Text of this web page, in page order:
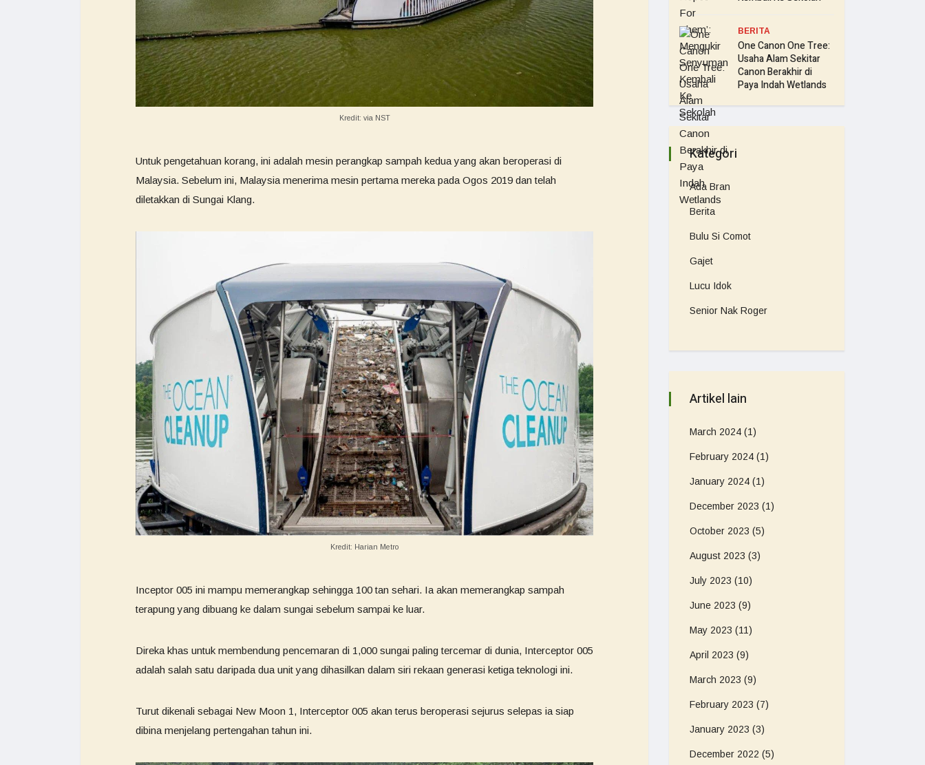
Kredit: via NST
Untuk pengetahuan korang, ini adalah mesin perangkap sampah kedua yang akan beroperasi di
Malaysia. Sebelum ini, Malaysia menerima mesin pertama mereka pada Ogos 2019 dan telah
diletakkan di Sungai Klang.
Kredit: Harian Metro
Inceptor 005 ini mampu memerangkap sehingga 100 tan sehari. Ia akan memerangkap sampah
terapung yang dibuang ke dalam sungai sebelum sampai ke luar.
Direka khas untuk membendung pencemaran di 1,000 sungai paling tercemar di dunia, Interceptor 005
adalah salah satu daripada dua unit yang dihasilkan dalam siri rekaan generasi ketiga teknologi ini.
Turut dikenali sebagai New Moon 1, Interceptor 005 akan terus beroperasi sejurus selepas ia siap
dibina menjelang pertengahan tahun ini.
BERITA
One Canon One Tree:
Usaha Alam Sekitar
Canon Berakhir di
Paya Indah Wetlands
Kategori
Ada Bran
Berita
Bulu Si Comot
Gajet
Lucu Idok
Senior Nak Roger
Artikel lain
March 2024 (1)
February 2024 (1)
January 2024 (1)
December 2023 (1)
October 2023 (5)
August 2023 (3)
July 2023 (10)
June 2023 (9)
May 2023 (11)
April 2023 (9)
March 2023 (9)
February 2023 (7)
January 2023 (3)
December 2022 (5)